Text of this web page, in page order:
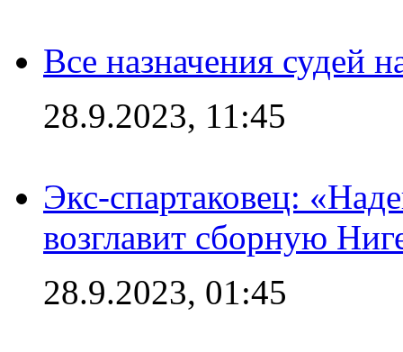
Все назначения судей
28.9.2023, 11:45
Экс-спартаковец:
возглавит сборную
28.9.2023, 01:45